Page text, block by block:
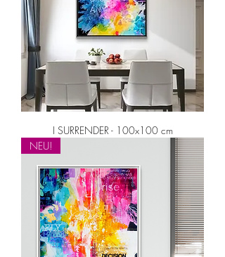
I SURRENDER - 100x100 cm
NEU!